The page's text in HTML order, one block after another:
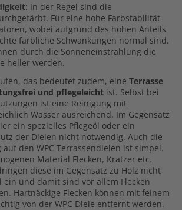
: In der Regel sind die
Für eine hohe Farbstabilität
wobei aufgrund des hohen Anteils
farbliche Schwankungen normal sind.
durch die Sonneneinstrahlung die
heller werden.
das bedeutet zudem, eine Terrasse
und pflegeleicht ist. Selbst bei
ist eine Reinigung mit
Wasser ausreichend. Im Gegensatz
ein spezielles Pflegeöl oder ein
der Dielen nicht notwendig. Auch die
den WPC Terrassendielen ist simpel.
Material Flecken, Kratzer etc.
diese im Gegensatz zu Holz nicht
und damit sind vor allem Flecken
Hartnäckige Flecken können mit feinem
von der WPC Diele entfernt werden.